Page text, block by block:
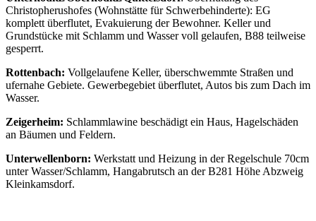
Christopherushofes (Wohnstätte für Schwerbehinderte): EG
komplett überflutet, Evakuierung der Bewohner. Keller und
Grundstücke mit Schlamm und Wasser voll gelaufen, B88 teilweise
gesperrt.
Rottenbach: Vollgelaufene Keller, überschwemmte Straßen und
ufernahe Gebiete. Gewerbegebiet überflutet, Autos bis zum Dach im
Wasser.
Zeigerheim: Schlammlawine beschädigt ein Haus, Hagelschäden
an Bäumen und Feldern.
Unterwellenborn: Werkstatt und Heizung in der Regelschule 70cm
unter Wasser/Schlamm, Hangabrutsch an der B281 Höhe Abzweig
Kleinkamsdorf.